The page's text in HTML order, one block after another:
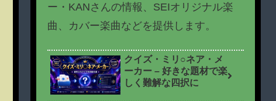
ー・KANさんの情報、SEIオリジナル楽
曲、カバー楽曲などを提供します。
クイズ・ミリ○ネア・メ
ーカー – 好きな題材で楽
しく難解な四択に